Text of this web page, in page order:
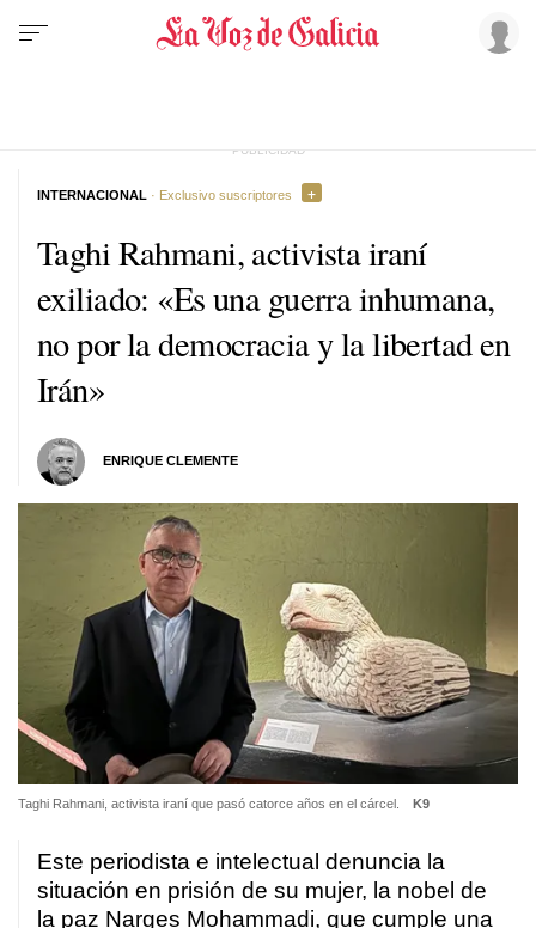
Taghi Rahmani, activista iraní
exiliado: «Es una guerra inhumana,
no por la democracia y la libertad en
Irán»
ENRIQUE CLEMENTE
INTERNACIONAL · Exclusivo suscriptores
Taghi Rahmani, activista iraní que pasó catorce años en el cárcel. K9
Este periodista e intelectual denuncia la
situación en prisión de su mujer, la nobel de
la paz Narges Mohammadi, que cumple una